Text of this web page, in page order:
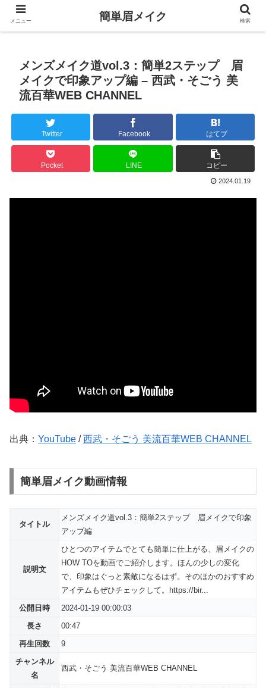
メンズメイク道vol.3：簡単2ステップ 眉
メイクで印象アップ編 – 西武・そごう 美
流百華WEB CHANNEL
Twitter Facebook はてブ
Pocket LINE コピー
2024.01.19
出典： YouTube /西武・そごう 美流百華WEB CHANNEL
簡単眉メイク動画情報
タイトル
メンズメイク道vol.3：簡単2ステップ 眉メイクで印象
アップ編
説明文
ひとつのアイテムでとても簡単に仕上がる、眉メイクの
HOW TOを動画でご紹介します。ほんの少しの変化
で、印象はぐっと素敵になるはず。そのほかのおすすめ
アイテムもぜひチェックして。https://bir...
公開日時
2024-01-19 00:00:03
長さ
00:47
再生回数
9
チャンネル
名
西武・そごう 美流百華WEB CHANNEL
メニュー 簡単眉メイク 検索